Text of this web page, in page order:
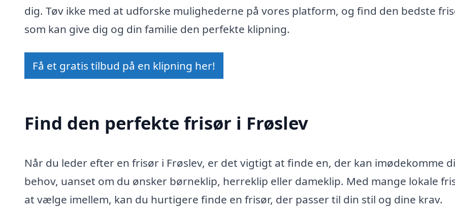
dig. Tøv ikke med at udforske mulighederne på vores platform, og find den bedste
som kan give dig og din familie den perfekte klipning.
Få et gratis tilbud på en klipning her!
Find den perfekte frisør i Frøslev
Når du leder efter en frisør i Frøslev, er det vigtigt at finde en, der kan imødekomme
behov, uanset om du ønsker børneklip, herreklip eller dameklip. Med mange lokale
at vælge imellem, kan du hurtigere finde en frisør, der passer til din stil og dine krav.